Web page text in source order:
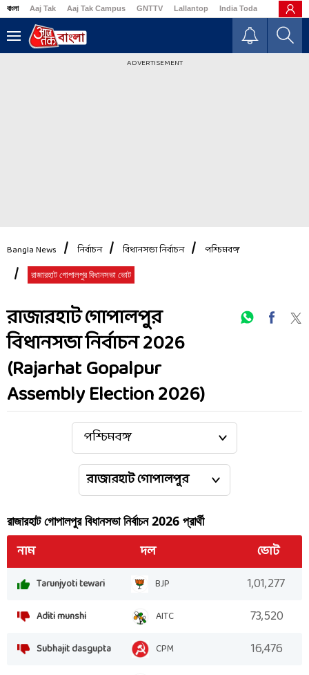
বাংলা Aaj Tak Aaj Tak Campus GNTTV Lallantop India Today Business
ADVERTISEMENT
Bangla News নির্বাচন বিধানসভা নির্বাচন পশ্চিমবঙ্গ
রাজারহাট গোপালপুর বিধানসভা ভোট
রাজারহাট গোপালপুর
বিধানসভা নির্বাচন 2026
(Rajarhat Gopalpur
Assembly Election 2026)
রাজারহাট গোপালপুরবিধানসভা নির্বাচন2026 প্রার্থী
নাম দল ভোট
Tarunjyoti tewari BJP 1,01,277
Aditi munshi AITC 73,520
Subhajit dasgupta CPM 16,476